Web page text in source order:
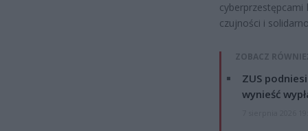
czujności i
ZOBACZ
ZUS
wynieść